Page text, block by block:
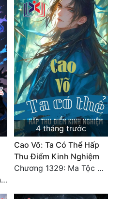
Chương 1683 Tinh Khung Võ Thánh (Hết)
4 tháng trước
Cao Võ: Ta Có Thể Hấp
Thu Điểm Kinh Nghiệm
Chương 1329: Ma Tộc đại công chúa Thương Nguyệt